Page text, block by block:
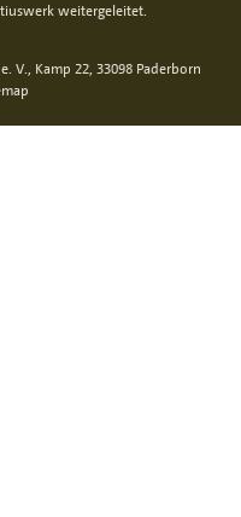
weitergeleitet.
Kamp 22, 33098 Paderborn